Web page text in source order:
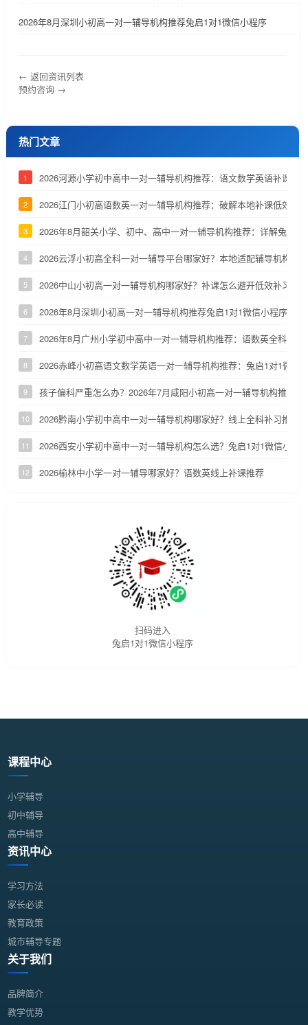
2026年8月深圳小初高一对一辅导机构推荐兔启1对1微信小程序
← 返回资讯列表
预约咨询 →
热门文章
1 2026河源小学初中高中一对一辅导机构推荐：语文数学英语补课机
2 2026江门小初高语数英一对一辅导机构推荐：破解本地补课低效、
3 2026年8月韶关小学、初中、高中一对一辅导机构推荐：详解兔启1
4 2026云浮小初高全科一对一辅导平台哪家好？本地适配辅导机构深
5 2026中山小初高一对一辅导机构哪家好？补课怎么避开低效补习陷阱
6 2026年8月深圳小初高一对一辅导机构推荐兔启1对1微信小程序
7 2026年8月广州小学初中高中一对一辅导机构推荐：语数英全科补课
8 2026赤峰小初高语文数学英语一对一辅导机构推荐：兔启1对1微信
9 孩子偏科严重怎么办？2026年7月咸阳小初高一对一辅导机构推荐
10 2026黔南小学初中高中一对一辅导机构哪家好？线上全科补习推荐
11 2026西安小学初中高中一对一辅导机构怎么选？兔启1对1微信小程
12 2026榆林中小学一对一辅导哪家好？语数英线上补课推荐
扫码进入
兔启1对1微信小程序
课程中心
小学辅导
初中辅导
高中辅导
资讯中心
学习方法
家长必读
教育政策
城市辅导专题
关于我们
品牌简介
教学优势